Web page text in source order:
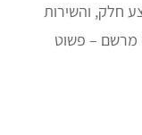
חלק, והשירות
– פשוט